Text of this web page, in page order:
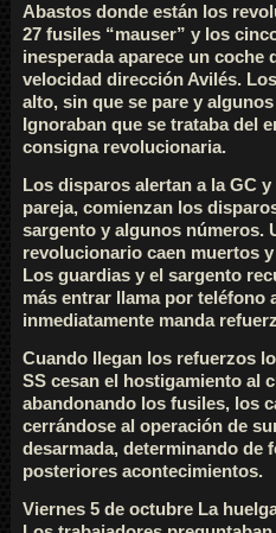
Abastos donde están los
27 fusiles “mauser” y los
inesperada aparece un coche
velocidad dirección Avilés.
alto, sin que se pare y
Ignoraban que se trataba del
consigna revolucionaria.
Los disparos alertan a la GC
pareja, comienzan los
sargento y algunos números.
revolucionario caen muertos
Los guardias y el sargento
más entrar llama por teléfono
inmediatamente manda
Cuando llegan los refuerzos
SS cesan el hostigamiento al
abandonando los fusiles, los
cerrándose al operación de
desarmada, determinando de
posteriores acontecimientos.
Viernes 5 de octubre La